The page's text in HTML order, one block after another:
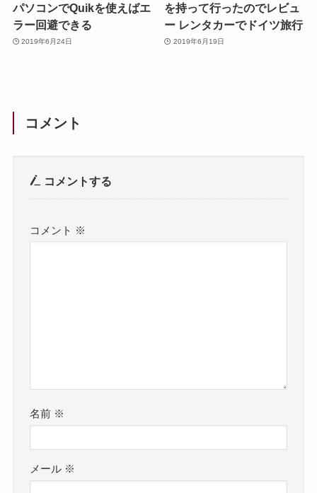
パソコンでQuikを使えばエ
ラー回避できる
2019年6月24日
を持って行ったのでレビュ
ー レンタカーでドイツ旅行
2019年6月19日
コメント
コメントする
コメント ※
名前 ※
メール ※